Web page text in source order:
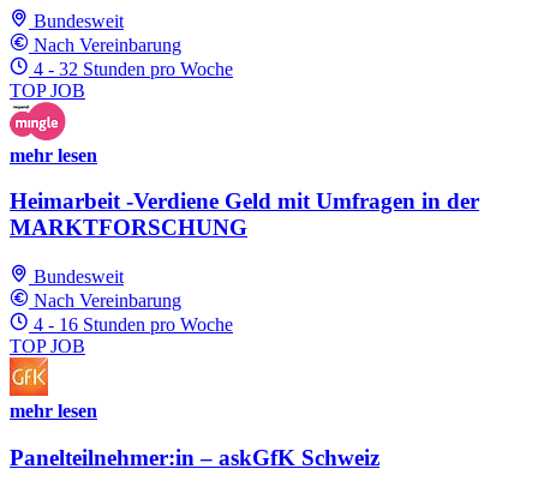
Bundesweit
Nach Vereinbarung
4 - 32 Stunden pro Woche
TOP JOB
mehr lesen
Heimarbeit -Verdiene Geld mit Umfragen in der
MARKTFORSCHUNG
Bundesweit
Nach Vereinbarung
4 - 16 Stunden pro Woche
TOP JOB
mehr lesen
Panelteilnehmer:in – askGfK Schweiz